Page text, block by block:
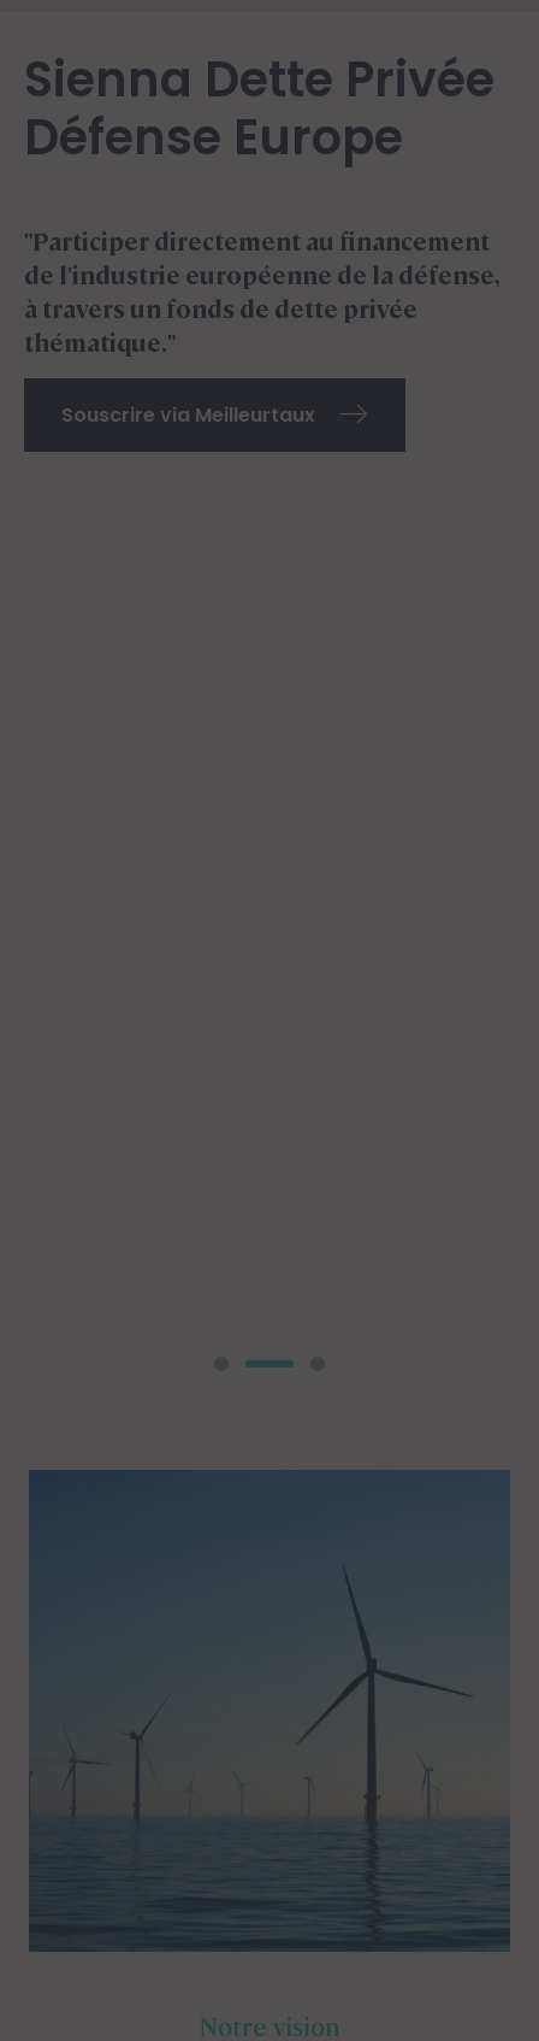
Sienna Dette Privée
Défense Europe
"Participer directement au financement
de l'industrie européenne de la défense,
à travers un fonds de dette privée
thématique."
Souscrire via Meilleurtaux
Notre vision